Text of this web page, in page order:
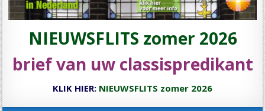
NIEUWSFLITS zomer 2026
brief van uw classispredikant
KLIK HIER: NIEUWSFLITS zomer 2026